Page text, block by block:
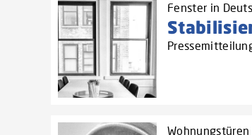
Fenster in